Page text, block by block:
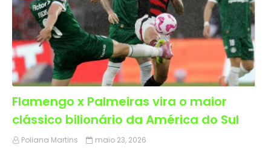
Flamengo x Palmeiras vira o maior
clássico bilionário da América do Sul
Poliana Martins
maio 23, 2026